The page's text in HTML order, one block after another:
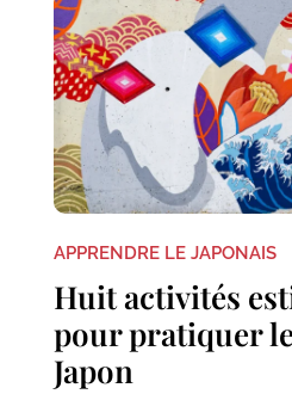
APPRENDRE LE JAPONAIS
Huit activités
pour pratiquer
Japon